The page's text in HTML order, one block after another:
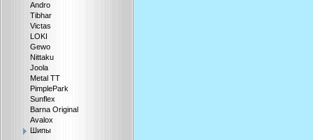
Andro
Tibhar
Victas
LOKI
Gewo
Nittaku
Joola
Metal TT
PimplePark
Sunflex
Barna Original
Avalox
Шипы